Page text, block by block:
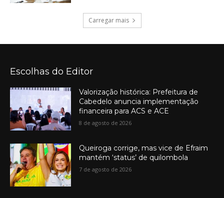
Carregar mais
Escolhas do Editor
Valorização histórica: Prefeitura de
Cabedelo anuncia implementação
financeira para ACS e ACE
8 de agosto de 2026
Queiroga corrige, mas vice de Efraim
mantém ‘status’ de quilombola
7 de agosto de 2026